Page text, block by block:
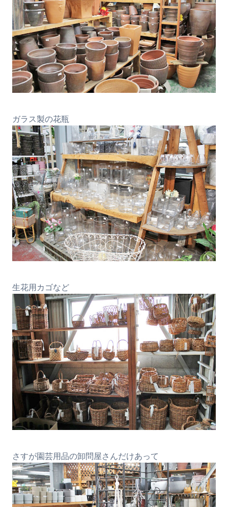
ガラス製の花瓶
生花用カゴなど
さすが園芸用品の卸問屋さんだけあって